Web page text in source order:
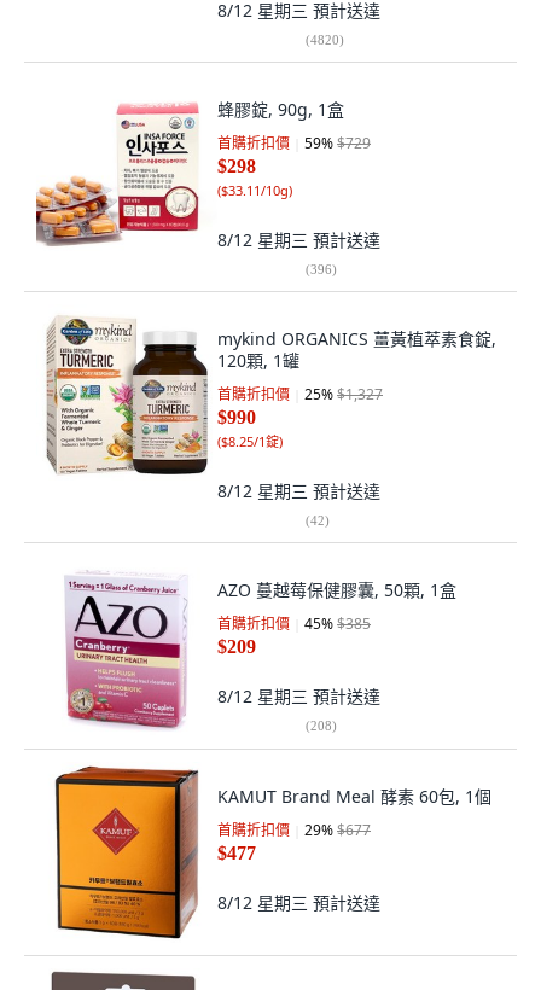
8/12 星期三 預計送達
(4820)
蜂膠錠, 90g, 1盒
首購折扣價 59%$729
$298
($33.11/10g)
8/12 星期三 預計送達
(396)
mykind ORGANICS 薑黃植萃素食錠,
120顆, 1罐
首購折扣價 25%$1,327
$990
($8.25/1錠)
8/12 星期三 預計送達
(42)
AZO 蔓越莓保健膠囊, 50顆, 1盒
首購折扣價 45%$385
$209
8/12 星期三 預計送達
(208)
KAMUT Brand Meal 酵素 60包, 1個
首購折扣價 29%$677
$477
8/12 星期三 預計送達